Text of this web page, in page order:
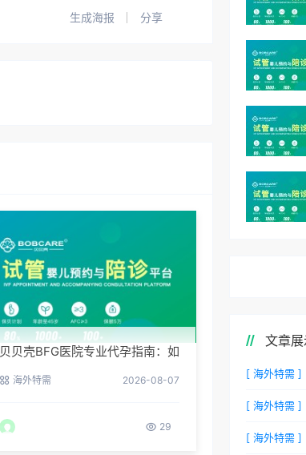
生成海报 分享
贝贝壳BFG医院专业代孕指南：如
海外特需 2026-08-07
29
文章展
[ 海外特需 ]
[ 海外特需 ]
[ 海外特需 ]